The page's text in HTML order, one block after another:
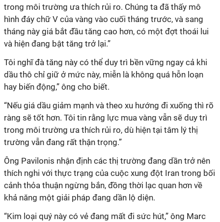
trong môi trường ưa thích rủi ro. Chúng ta đã thấy mô
hình đáy chữ V của vàng vào cuối tháng trước, và sang
tháng này giá bắt đầu tăng cao hơn, có một đợt thoái lui
và hiện đang bật tăng trở lại.”
Tôi nghĩ đà tăng này có thể duy trì bền vững ngay cả khi
dầu thô chỉ giữ ở mức này, miễn là không quá hỗn loạn
hay biến động,” ông cho biết.
“Nếu giá dầu giảm mạnh và theo xu hướng đi xuống thì rõ
ràng sẽ tốt hơn. Tôi tin rằng lực mua vàng vẫn sẽ duy trì
trong môi trường ưa thích rủi ro, dù hiện tại tâm lý thị
trường vẫn đang rất thận trọng.”
Ông Pavilonis nhận định các thị trường đang dần trở nên
thích nghi với thực trạng của cuộc xung đột Iran trong bối
cảnh thỏa thuận ngừng bắn, đồng thời lạc quan hơn về
khả năng một giải pháp đang dần lộ diện.
“Kim loại quý này có vẻ đang mất đi sức hút,” ông Marc